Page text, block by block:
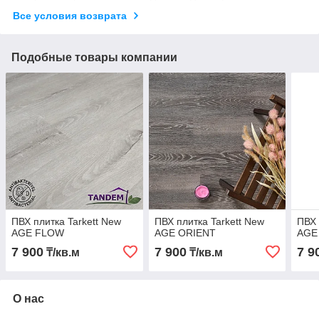
Все условия возврата
Подобные товары компании
ПВХ плитка Tarkett New
AGE FLOW
7 900 ₸/кв.м
ПВХ плитка Tarkett New
AGE ORIENT
7 900₸/кв.м
ПВХ
7
О нас